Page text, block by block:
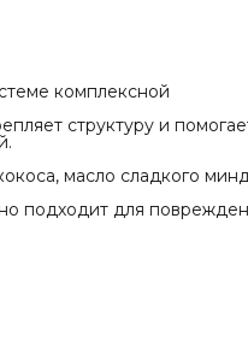
комплексной
структуру и
масло сладкого
подходит для